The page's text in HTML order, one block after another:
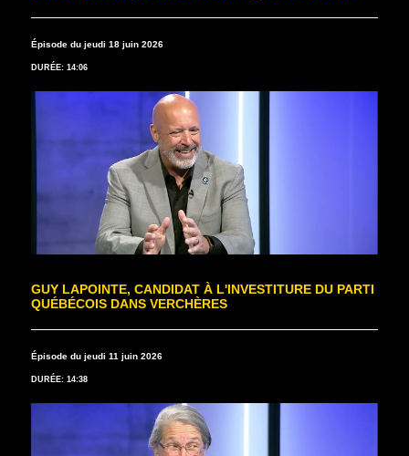
Épisode du jeudi 18 juin 2026
DURÉE: 14:06
GUY LAPOINTE, CANDIDAT À L'INVESTITURE DU PARTI
QUÉBÉCOIS DANS VERCHÈRES
Épisode du jeudi 11 juin 2026
DURÉE: 14:38